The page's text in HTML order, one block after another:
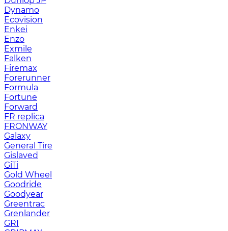
Dynamo
Ecovision
Enkei
Enzo
Exmile
Falken
Firemax
Forerunner
Formula
Fortune
Forward
FR replica
FRONWAY
Galaxy
General Tire
Gislaved
GiTi
Gold Wheel
Goodride
Goodyear
Greentrac
Grenlander
GRI